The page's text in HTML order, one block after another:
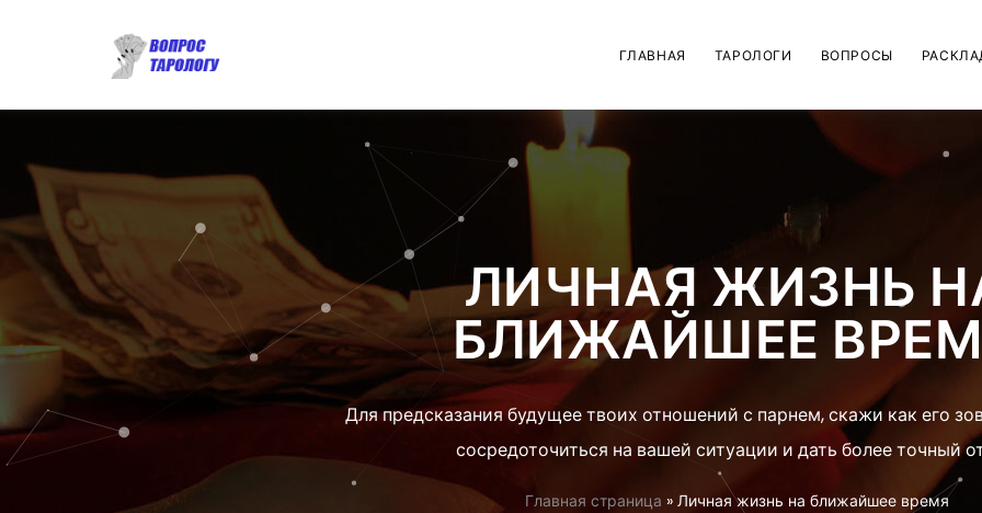
ГЛАВНАЯ ТАРОЛОГИ ВОПРОСЫ
ЛИЧНАЯ ЖИЗНЬ
БЛИЖАЙШЕЕ
Для предсказания будущее твоих отношений с парнем, скажи как его
сосредоточиться на вашей ситуации и дать более точный
Главная страница » Личная жизнь на ближайшее время